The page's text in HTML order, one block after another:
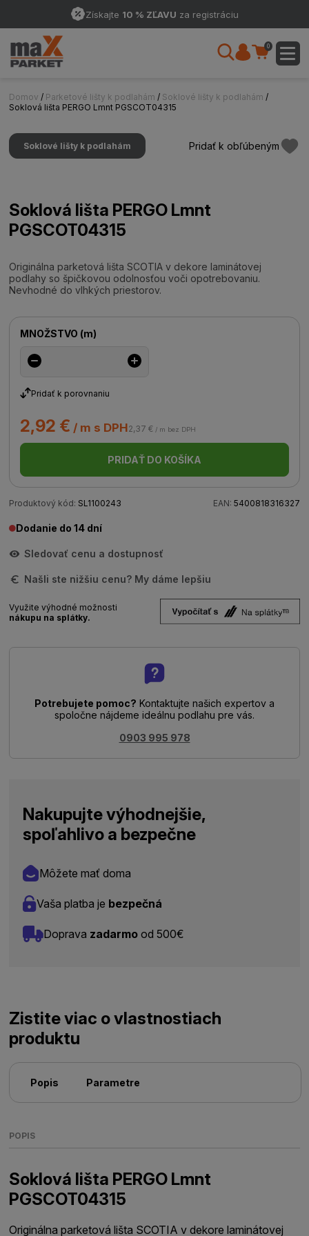
Získajte 10 % ZĽAVU za registráciu
0
Domov / Parketové lišty k podlahám / Soklové lišty k podlahám /
Soklová lišta PERGO Lmnt PGSCOT04315
Soklové lišty k podlahám Pridať k obľúbeným
Soklová lišta PERGO Lmnt
PGSCOT04315
Originálna parketová lišta SCOTIA v dekore laminátovej
podlahy so špičkovou odolnosťou voči opotrebovaniu.
Nevhodné do vlhkých priestorov.
MNOŽSTVO (m)
Pridať k porovnaniu
2,92 € / m s DPH2,37 € / m bez DPH
PRIDAŤ DO KOŠÍKA
Produktový kód: SL1100243 EAN: 5400818316327
Dodanie do 14 dní
Sledovať cenu a dostupnosť
Našli ste nižšiu cenu? My dáme lepšiu
Využite výhodné možnosti
nákupu na splátky.
Potrebujete pomoc? Kontaktujte našich expertov a
spoločne nájdeme ideálnu podlahu pre vás.
0903 995 978
Nakupujte výhodnejšie,
spoľahlivo a bezpečne
Môžete mať doma
Vaša platba je bezpečná
Doprava zadarmo od 500€
Zistite viac o vlastnostiach
produktu
Popis Parametre
POPIS
Soklová lišta PERGO Lmnt
PGSCOT04315
Originálna parketová lišta SCOTIA v dekore laminátovej